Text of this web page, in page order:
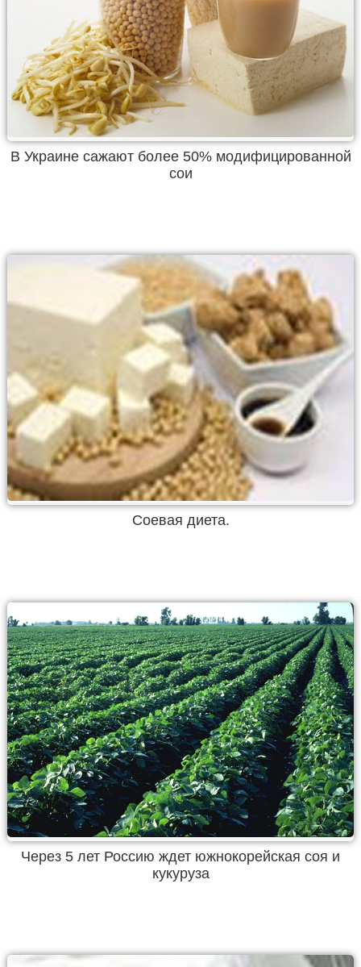
В Украине сажают более 50% модифицированной
сои
Соевая диета.
Через 5 лет Россию ждет южнокорейская соя и
кукуруза